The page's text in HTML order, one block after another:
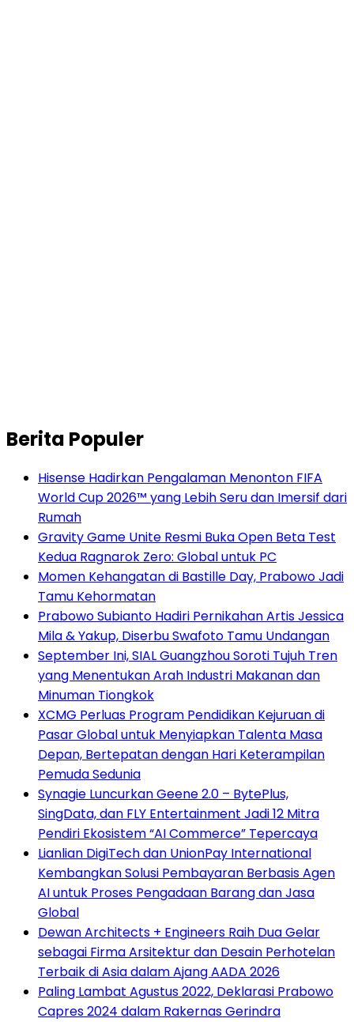
Berita Populer
Hisense Hadirkan Pengalaman Menonton FIFA
World Cup 2026™ yang Lebih Seru dan Imersif dari
Rumah
Gravity Game Unite Resmi Buka Open Beta Test
Kedua Ragnarok Zero: Global untuk PC
Momen Kehangatan di Bastille Day, Prabowo Jadi
Tamu Kehormatan
Prabowo Subianto Hadiri Pernikahan Artis Jessica
Mila & Yakup, Diserbu Swafoto Tamu Undangan
September Ini, SIAL Guangzhou Soroti Tujuh Tren
yang Menentukan Arah Industri Makanan dan
Minuman Tiongkok
XCMG Perluas Program Pendidikan Kejuruan di
Pasar Global untuk Menyiapkan Talenta Masa
Depan, Bertepatan dengan Hari Keterampilan
Pemuda Sedunia
Synagie Luncurkan Geene 2.0 – BytePlus,
SingData, dan FLY Entertainment Jadi 12 Mitra
Pendiri Ekosistem “AI Commerce” Tepercaya
Lianlian DigiTech dan UnionPay International
Kembangkan Solusi Pembayaran Berbasis Agen
AI untuk Proses Pengadaan Barang dan Jasa
Global
Dewan Architects + Engineers Raih Dua Gelar
sebagai Firma Arsitektur dan Desain Perhotelan
Terbaik di Asia dalam Ajang AADA 2026
Paling Lambat Agustus 2022, Deklarasi Prabowo
Capres 2024 dalam Rakernas Gerindra